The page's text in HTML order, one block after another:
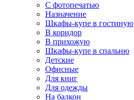
С фотопечатью
Назначение
Шкафы-купе в гостиную
В коридор
В прихожую
Шкафы-купе в спальню
Детские
Офисные
Для книг
Для одежды
На балкон